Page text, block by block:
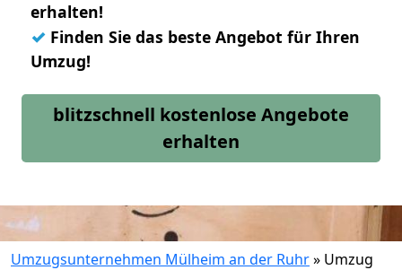
erhalten!
✓ Finden Sie das beste Angebot für Ihren
Umzug!
blitzschnell kostenlose Angebote
erhalten
Umzugsunternehmen Mülheim an der Ruhr» Umzug